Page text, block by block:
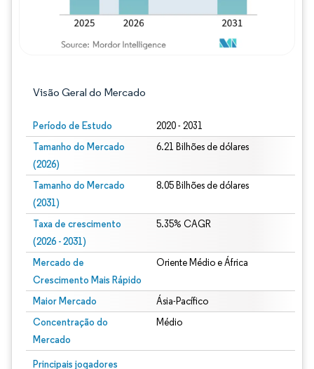
Visão Geral do Mercado
Período de Estudo 2020 - 2031
Tamanho do Mercado
(2026)
6.21 Bilhões de dólares
Tamanho do Mercado
(2031)
8.05 Bilhões de dólares
Taxa de crescimento
(2026 - 2031)
5.35% CAGR
Mercado de
Crescimento Mais Rápido
Oriente Médio e África
Maior Mercado Ásia-Pacífico
Concentração do
Mercado
Médio
Principais jogadores
Imagem © Mordor Intelligence. O reuso requer atribuição conforme CC BY 4.0.